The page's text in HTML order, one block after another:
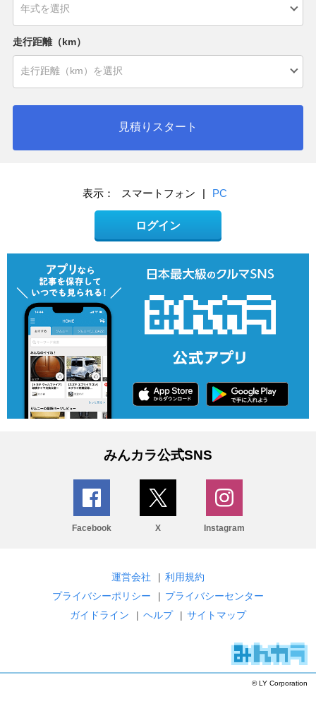
走行距離（km）
見積りスタート
表示： スマートフォン | PC
ログイン
みんカラ公式SNS
Facebook X Instagram
運営会社 | 利用規約
プライバシーポリシー
| プライバシーセンター
ガイドライン
| ヘルプ | サイトマップ
© LY Corporation